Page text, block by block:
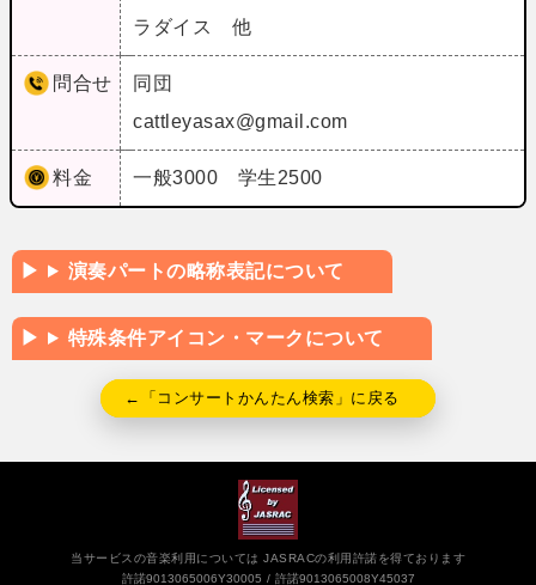
ラダイス 他
問合せ
同団
cattleyasax@gmail.com
料金 一般3000 学生2500
演奏パートの略称表記について
特殊条件アイコン・マークについて
←「コンサートかんたん検索」に戻る
当サービスの音楽利用については JASRACの利用許諾を得ております
許諾9013065006Y30005
許諾9013065008Y45037